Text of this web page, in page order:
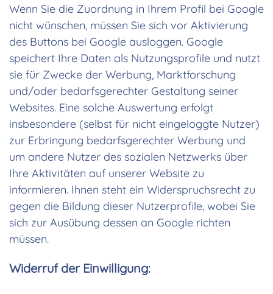
Wenn Sie die Zuordnung in Ihrem Profil bei Google
nicht wünschen, müssen Sie sich vor Aktivierung
des Buttons bei Google ausloggen. Google
speichert Ihre Daten als Nutzungsprofile und nutzt
sie für Zwecke der Werbung, Marktforschung
und/oder bedarfsgerechter Gestaltung seiner
Websites. Eine solche Auswertung erfolgt
insbesondere (selbst für nicht eingeloggte Nutzer)
zur Erbringung bedarfsgerechter Werbung und
um andere Nutzer des sozialen Netzwerks über
Ihre Aktivitäten auf unserer Website zu
informieren. Ihnen steht ein Widerspruchsrecht zu
gegen die Bildung dieser Nutzerprofile, wobei Sie
sich zur Ausübung dessen an Google richten
müssen.
Widerruf der Einwilligung: